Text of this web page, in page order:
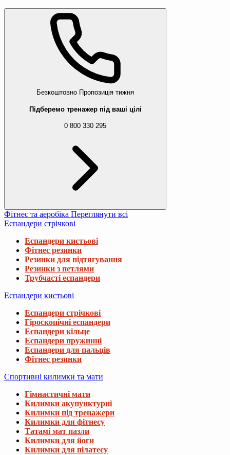
Безкоштовно Пропозиція тижня
Підберемо тренажер під ваші цілі
0 800 330 295
Фітнес та аеробіка Переглянути всі
Еспандери стрічкові
Еспандери кистьові
Фітнес резинки
Резинки для підтягування
Резинки з петлями
Трубчасті еспандери
Еспандери кистьові
Еспандери стрічкові
Гіроскопічні еспандери
Еспандери кільце
Еспандери пружинні
Еспандери для пальців
Фітнес резинки
Спортивні килимки та мати
Гімнастичні мати
Килимки акупунктурні
Килимки під тренажери
Килимки для фітнесу
Татамі мат пазли
Килимки для йоги
Килимки для пілатесу